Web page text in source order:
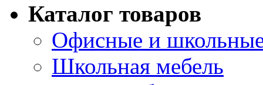
Каталог товаров
Офисные и
Школьная мебель